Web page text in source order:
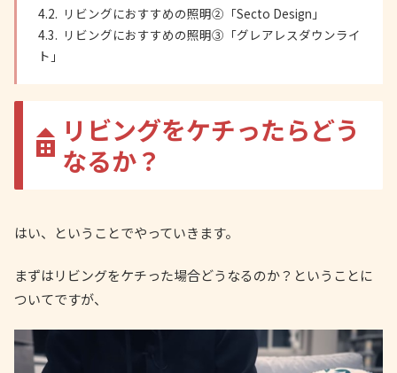
リビングにおすすめの照明②「Secto Design」
リビングにおすすめの照明③「グレアレスダウンライ
ト」
リビングをケチったらどう
なるか？
はい、ということでやっていきます。
まずはリビングをケチった場合どうなるのか？ということに
ついてですが、